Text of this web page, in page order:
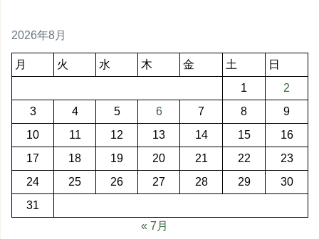
2026年8月
月 火 水 木 金 土
日
1
2
3
4 5 6 7 8
9
10
11 12 13 14 15
16
17
18 19 20 21 22
23
24
25 26 27 28 29
30
31
« 7月